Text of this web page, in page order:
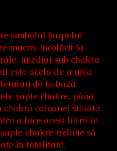
simbolul Șarpelui
inactiv, încolăcit la
imediat sub chakra
este acela de a urca
de la baza
șapte chakre, până
chakra coroanei situată
a face acest lucru în
chakre trebuie să
în totalitate.